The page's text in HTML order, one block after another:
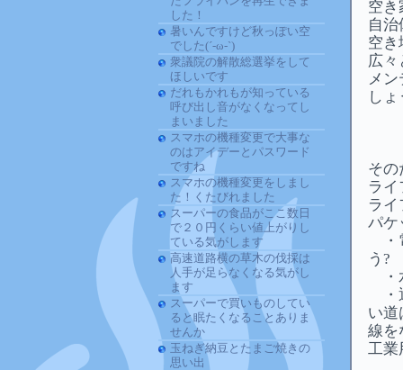
した！
暑いんですけど秋っぽい空
でした(´-ω-`)
衆議院の解散総選挙をして
ほしいです
だれもかれもが知っている
呼び出し音がなくなってし
まいました
スマホの機種変更で大事な
のはアイデーとパスワード
ですね
スマホの機種変更をしまし
た！くたびれました
スーパーの食品がここ数日
で２０円くらい値上がりし
ている気がします
高速道路横の草木の伐採は
人手が足らなくなる気がし
ます
スーパーで買いものしてい
ると眠たくなることありま
せんか
玉ねぎ納豆とたまご焼きの
思い出
空き
自
空き
広々
メ
し
その
ラ
ラ
パケ
・
う?
・
・
い道
線を
工業